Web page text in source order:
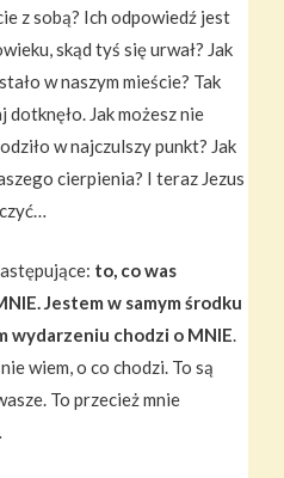
z sobą? Ich odpowiedź jest
skąd tyś się urwał? Jak
w naszym mieście? Tak
Jak możesz nie
w najczulszy punkt? Jak
cierpienia? I teraz Jezus
to, co was
Jestem w samym środku
wydarzeniu chodzi o MNIE.
wiem, o co chodzi. To są
To przecież mnie